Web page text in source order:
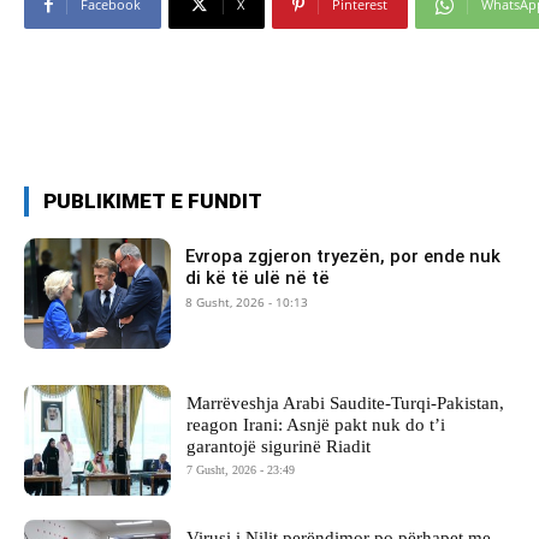
Facebook X Pinterest
PUBLIKIMET E FUNDIT
Evropa zgjeron tryezën, por ende nuk
di kë të ulë në të
8 Gusht, 2026 - 10:13
Marrëveshja Arabi Saudite-Turqi-Pakistan,
reagon Irani: Asnjë pakt nuk do t’i
garantojë sigurinë Riadit
7 Gusht, 2026 - 23:49